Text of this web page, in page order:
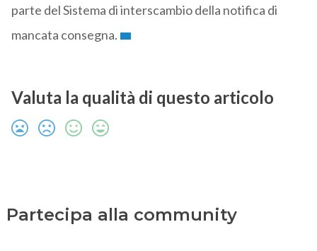
parte del Sistema di interscambio della notifica di
mancata consegna.
Valuta la qualità di questo articolo
Partecipa alla community